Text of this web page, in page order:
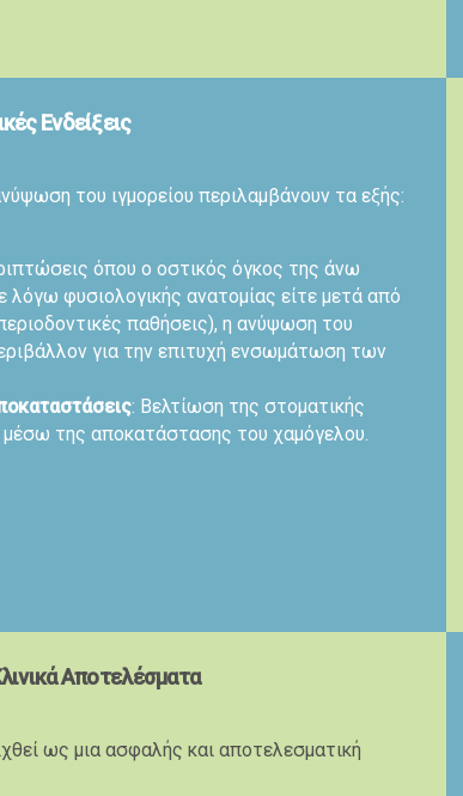
Ενδείξεις
του ιγμορείου περιλαμβάνουν τα εξής:
όπου ο οστικός όγκος της άνω
λόγω φυσιολογικής ανατομίας είτε μετά από
παθήσεις), η ανύψωση του
για την επιτυχή ενσωμάτωση των
: Βελτίωση της στοματικής
μέσω της αποκατάστασης του χαμόγελου.
Αποτελέσματα
ως μια ασφαλής και αποτελεσματική